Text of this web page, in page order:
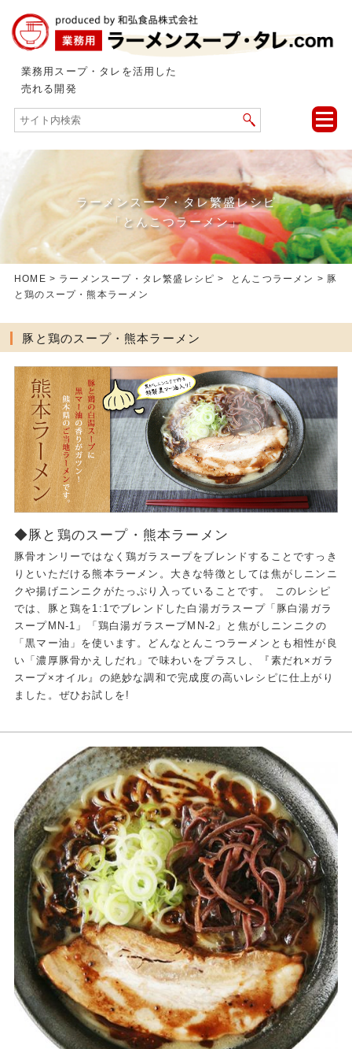
業務用スープ・タレを活用した
売れる開発
toggle
ラーメンスープ・タレ繁盛レシピ
「とんこつラーメン」
HOME > ラーメンスープ・タレ繁盛レシピ > とんこつラーメン > 豚
と鶏のスープ・熊本ラーメン
豚と鶏のスープ・熊本ラーメン
◆豚と鶏のスープ・熊本ラーメン
豚骨オンリーではなく鶏ガラスープをブレンドすることですっき
りといただける熊本ラーメン。大きな特徴としては焦がしニンニ
クや揚げニンニクがたっぷり入っていることです。 このレシピ
では、豚と鶏を1:1でブレンドした白湯ガラスープ「豚白湯ガラ
スープMN-1」「鶏白湯ガラスープMN-2」と焦がしニンニクの
「黒マー油」を使います。どんなとんこつラーメンとも相性が良
い「濃厚豚骨かえしだれ」で味わいをプラスし、『素だれ×ガラ
スープ×オイル』の絶妙な調和で完成度の高いレシピに仕上がり
ました。ぜひお試しを!